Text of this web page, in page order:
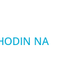
NA